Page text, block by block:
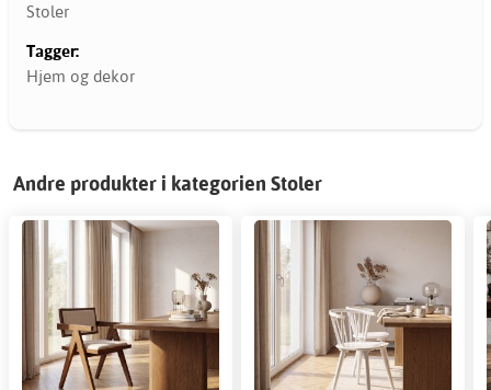
Stoler
Tagger:
Hjem og dekor
Andre produkter i kategorien Stoler